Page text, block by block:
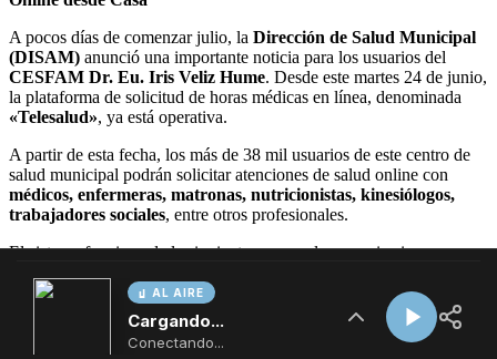
AL AIRE
Cargando...
Conectando...